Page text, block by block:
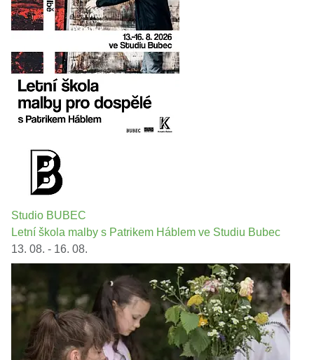
Studio BUBEC
Letní škola malby s Patrikem Háblem ve Studiu Bubec
13. 08. - 16. 08.